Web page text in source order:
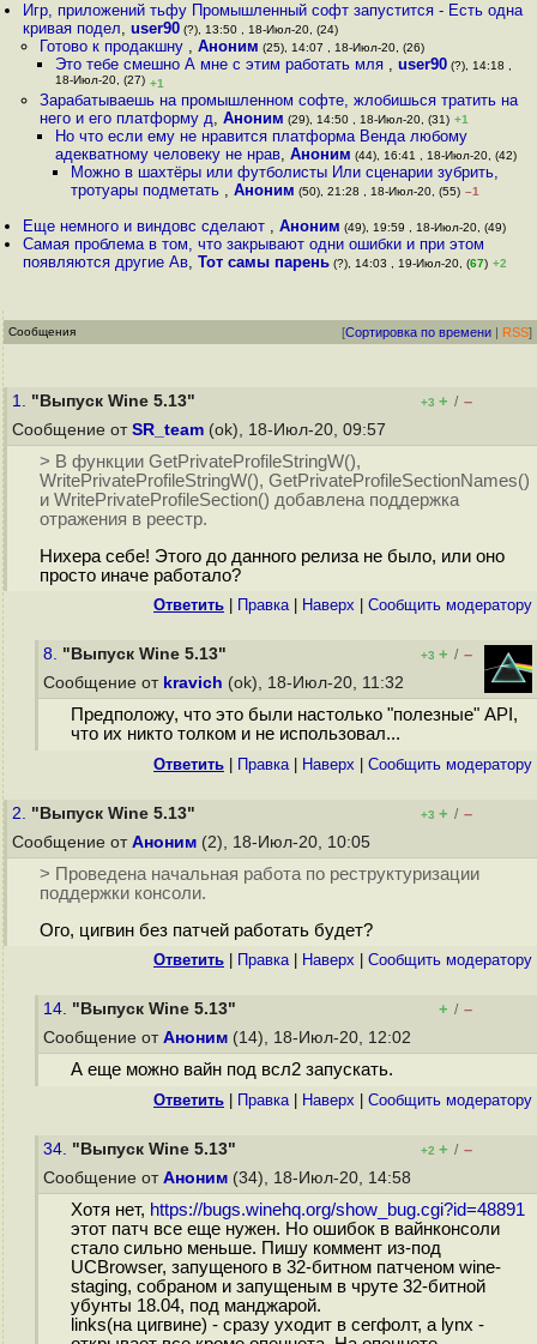
Игр, приложений тьфу Промышленный софт запустится - Есть одна
кривая подел,user90 (?), 13:50 , 18-Июл-20, (24)
Готово к продакшну , Аноним (25), 14:07 , 18-Июл-20, (26)
Это тебе смешно А мне с этим работать мля , user90(?), 14:18 ,
18-Июл-20, (27) +1
Зарабатываешь на промышленном софте, жлобишься тратить на
него и его платформу д, Аноним (29), 14:50 , 18-Июл-20, (31) +1
Но что если ему не нравится платформа Венда любому
адекватному человеку не нрав, Аноним (44), 16:41 , 18-Июл-20, (42)
Можно в шахтёры или футболисты Или сценарии зубрить,
тротуары подметать ,Аноним (50), 21:28 , 18-Июл-20, (55) –1
Еще немного и виндовс сделают ,Аноним (49), 19:59 , 18-Июл-20, (49)
Самая проблема в том, что закрывают одни ошибки и при этом
появляются другие Ав,Тот самы парень (?), 14:03 , 19-Июл-20, (67) +2
Сообщения [Сортировка по времени | RSS]
1. "Выпуск Wine 5.13" +3 + / –
Сообщение от SR_team (ok), 18-Июл-20, 09:57
> В функции GetPrivateProfileStringW(),
WritePrivateProfileStringW(), GetPrivateProfileSectionNames()
и WritePrivateProfileSection() добавлена поддержка
отражения в реестр.
Нихера себе! Этого до данного релиза не было, или оно
просто иначе работало?
Ответить Правка| Наверх Cообщить модератору
8. "Выпуск Wine 5.13" +3 + / –
Сообщение от kravich (ok), 18-Июл-20, 11:32
Предположу, что это были настолько "полезные" API,
что их никто толком и не использовал...
Ответить Правка| Наверх Cообщить модератору
2. "Выпуск Wine 5.13" +3 + / –
Сообщение от Аноним (2), 18-Июл-20, 10:05
> Проведена начальная работа по реструктуризации
поддержки консоли.
Ого, цигвин без патчей работать будет?
Ответить Правка| Наверх Cообщить модератору
14. "Выпуск Wine 5.13" + / –
Сообщение от Аноним (14), 18-Июл-20, 12:02
А еще можно вайн под всл2 запускать.
Ответить Правка| Наверх Cообщить модератору
34. "Выпуск Wine 5.13" +2 + / –
Сообщение от Аноним (34), 18-Июл-20, 14:58
Хотя нет, https://bugs.winehq.org/show_bug.cgi?id=48891
этот патч все еще нужен. Но ошибок в вайнконсоли
стало сильно меньше. Пишу коммент из-под
UCBrowser, запущеного в 32-битном патченом wine-
staging, собраном и запущеным в чруте 32-битной
убунты 18.04, под манджарой.
links(на цигвине) - сразу уходит в сегфолт, а lynx -